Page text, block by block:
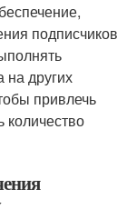
подписчиков
на других
привлечь
количество